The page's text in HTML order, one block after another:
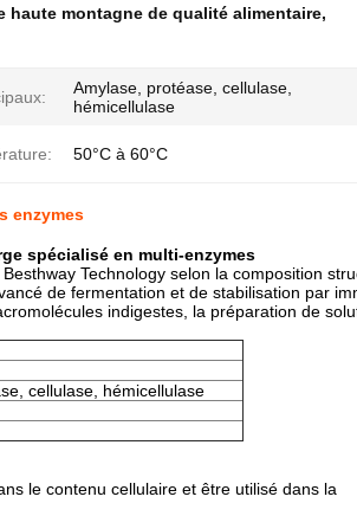
haute montagne de qualité alimentaire,
Amylase, protéase, cellulase,
hémicellulase
50°C à 60°C
enzymes
spécialisé en multi-enzymes
Technology selon la composition
de fermentation et de stabilisation par
indigestes, la préparation de
cellulase, hémicellulase
le contenu cellulaire et être utilisé dans la